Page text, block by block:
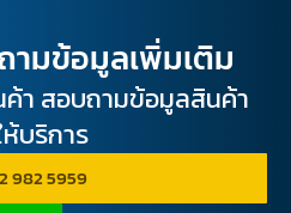
มข้อมูลเพิ่มเติม
า สอบถามข้อมูลสินค้า
บริการ
982 5959